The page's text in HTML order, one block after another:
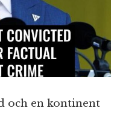
och en kontinent